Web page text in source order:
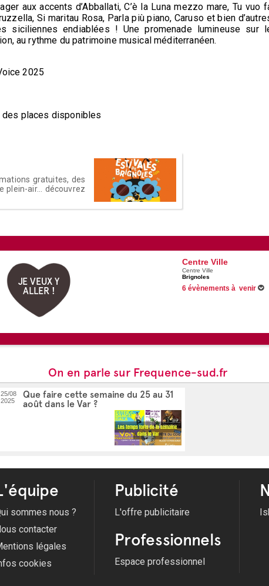
aux accents d’Abballati, C’è la Luna mezzo mare, Tu vuo
Si maritau Rosa, Parla più piano, Caruso et bien
siciliennes endiablées ! Une promenade lumineuse sur
au rythme du patrimoine musical méditerranéen.
2025
des places disponibles
gratuites, des
plein-air... découvrez
JE VEUX Y
ALLER !
Centre Ville
Centre Ville
Brignoles
6 évènements à venir
On en parle sur Frequence-sud.fr
25/08
2025
Que faire cette semaine du 25 au 31
août dans le Var ?
sommes nous ?
contacter
légales
cookies
Publicité
L'offre publicitaire
Professionnels
Espace professionnel